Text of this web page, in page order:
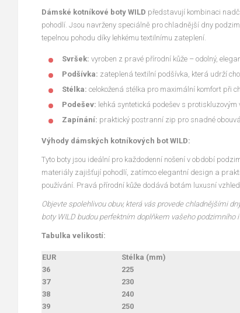
Dámské kotníkové boty WILD představují kombinaci
pohodlí. Jsou navrženy speciálně pro chladnější dny
tepelnou pohodu díky lehkému textilnímu zateplení.
Svršek: vyroben z pravé přírodní kůže – odolný,
Podšívka: zateplená textilní podšívka, která udrží
Stélka: celokožená stélka pro maximální komfort při
Podešev: lehká syntetická podešev s
Zapínání: praktický postranní zip pro snadné
Výhody dámských kotníkových bot WILD:
Tyto boty jsou ideální pro každodenní nošení v období
materiály zajišťují pohodlí, zatímco elegantní design a
používání. Pravá přírodní kůže dodává botám luxusní
Objevte spolehlivou obuv, která vás provede chladnějšími
boty WILD budou perfektním doplňkem vašeho podzimního
Tabulka velikostí:
EUR
Stélka (mm)
36
225
37
230
38
240
39
250